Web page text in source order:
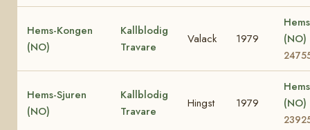
Hems-Kongen
(NO)
Kallblodig
Travare
Valack 1979
(NO)
Hems-Sjuren
(NO)
Kallblodig
Travare
Hingst 1979
(NO)